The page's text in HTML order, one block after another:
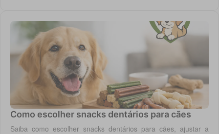
Como escolher snacks dentários para cães
Saiba como escolher snacks dentários para cães, ajustar a